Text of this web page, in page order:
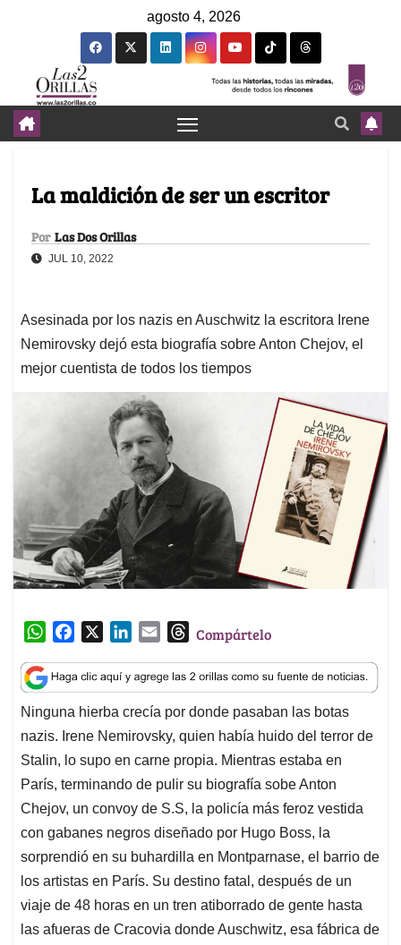
agosto 4, 2026
La maldición de ser un escritor
Por Las Dos Orillas
JUL 10, 2022
Asesinada por los nazis en Auschwitz la escritora Irene
Nemirovsky dejó esta biografía sobre Anton Chejov, el
mejor cuentista de todos los tiempos
W
a
t
s
A
p
p
c
e
b
o
o
k
n
k
e
d
I
n
a
i
l
T
r
e
a
d
s
Compártelo
Ninguna hierba crecía por donde pasaban las botas
nazis. Irene Nemirovsky, quien había huido del terror de
Stalin, lo supo en carne propia. Mientras estaba en
París, terminando de pulir su biografía sobe Anton
Chejov, un convoy de S.S, la policía más feroz vestida
con gabanes negros diseñado por Hugo Boss, la
sorprendió en su buhardilla en Montparnase, el barrio de
los artistas en París. Su destino fatal, después de un
viaje de 48 horas en un tren atiborrado de gente hasta
las afueras de Cracovia donde Auschwitz, esa fábrica de